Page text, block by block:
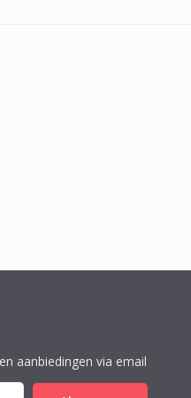
aanbiedingen via email